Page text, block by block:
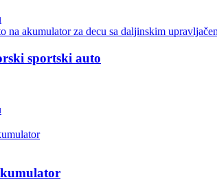
sportski auto